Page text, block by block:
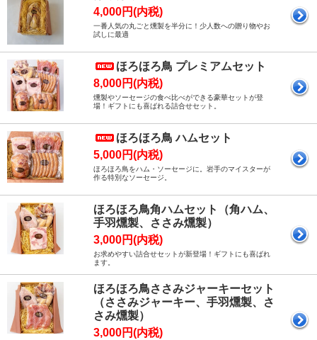
4,000円(内税)
一番人気の丸ごと燻製を半分に！少人数への贈り物やお
試しに最適
ほろほろ鳥 プレミアムセット
8,000円(内税)
燻製やソーセージの食べ比べができる豪華セットが登
場！ギフトにも喜ばれる詰合せセット。
ほろほろ鳥 ハムセット
5,000円(内税)
ほろほろ鳥をハム・ソーセージに。岩手のマイスターが
作る特別なソーセージ。
ほろほろ鳥角ハムセット（角ハム、
手羽燻製、ささみ燻製）
3,000円(内税)
お求めやすい詰合せセットが新登場！ギフトにも喜ばれ
ます。
ほろほろ鳥ささみジャーキーセット
（ささみジャーキー、手羽燻製、さ
さみ燻製）
3,000円(内税)